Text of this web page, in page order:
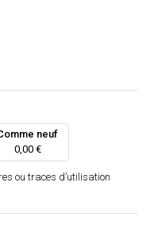
neuf
0,00 €
ou traces d’utilisation